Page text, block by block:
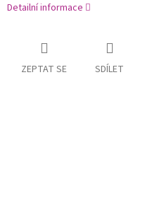
Detailní informace
ZEPTAT SE SDÍLET